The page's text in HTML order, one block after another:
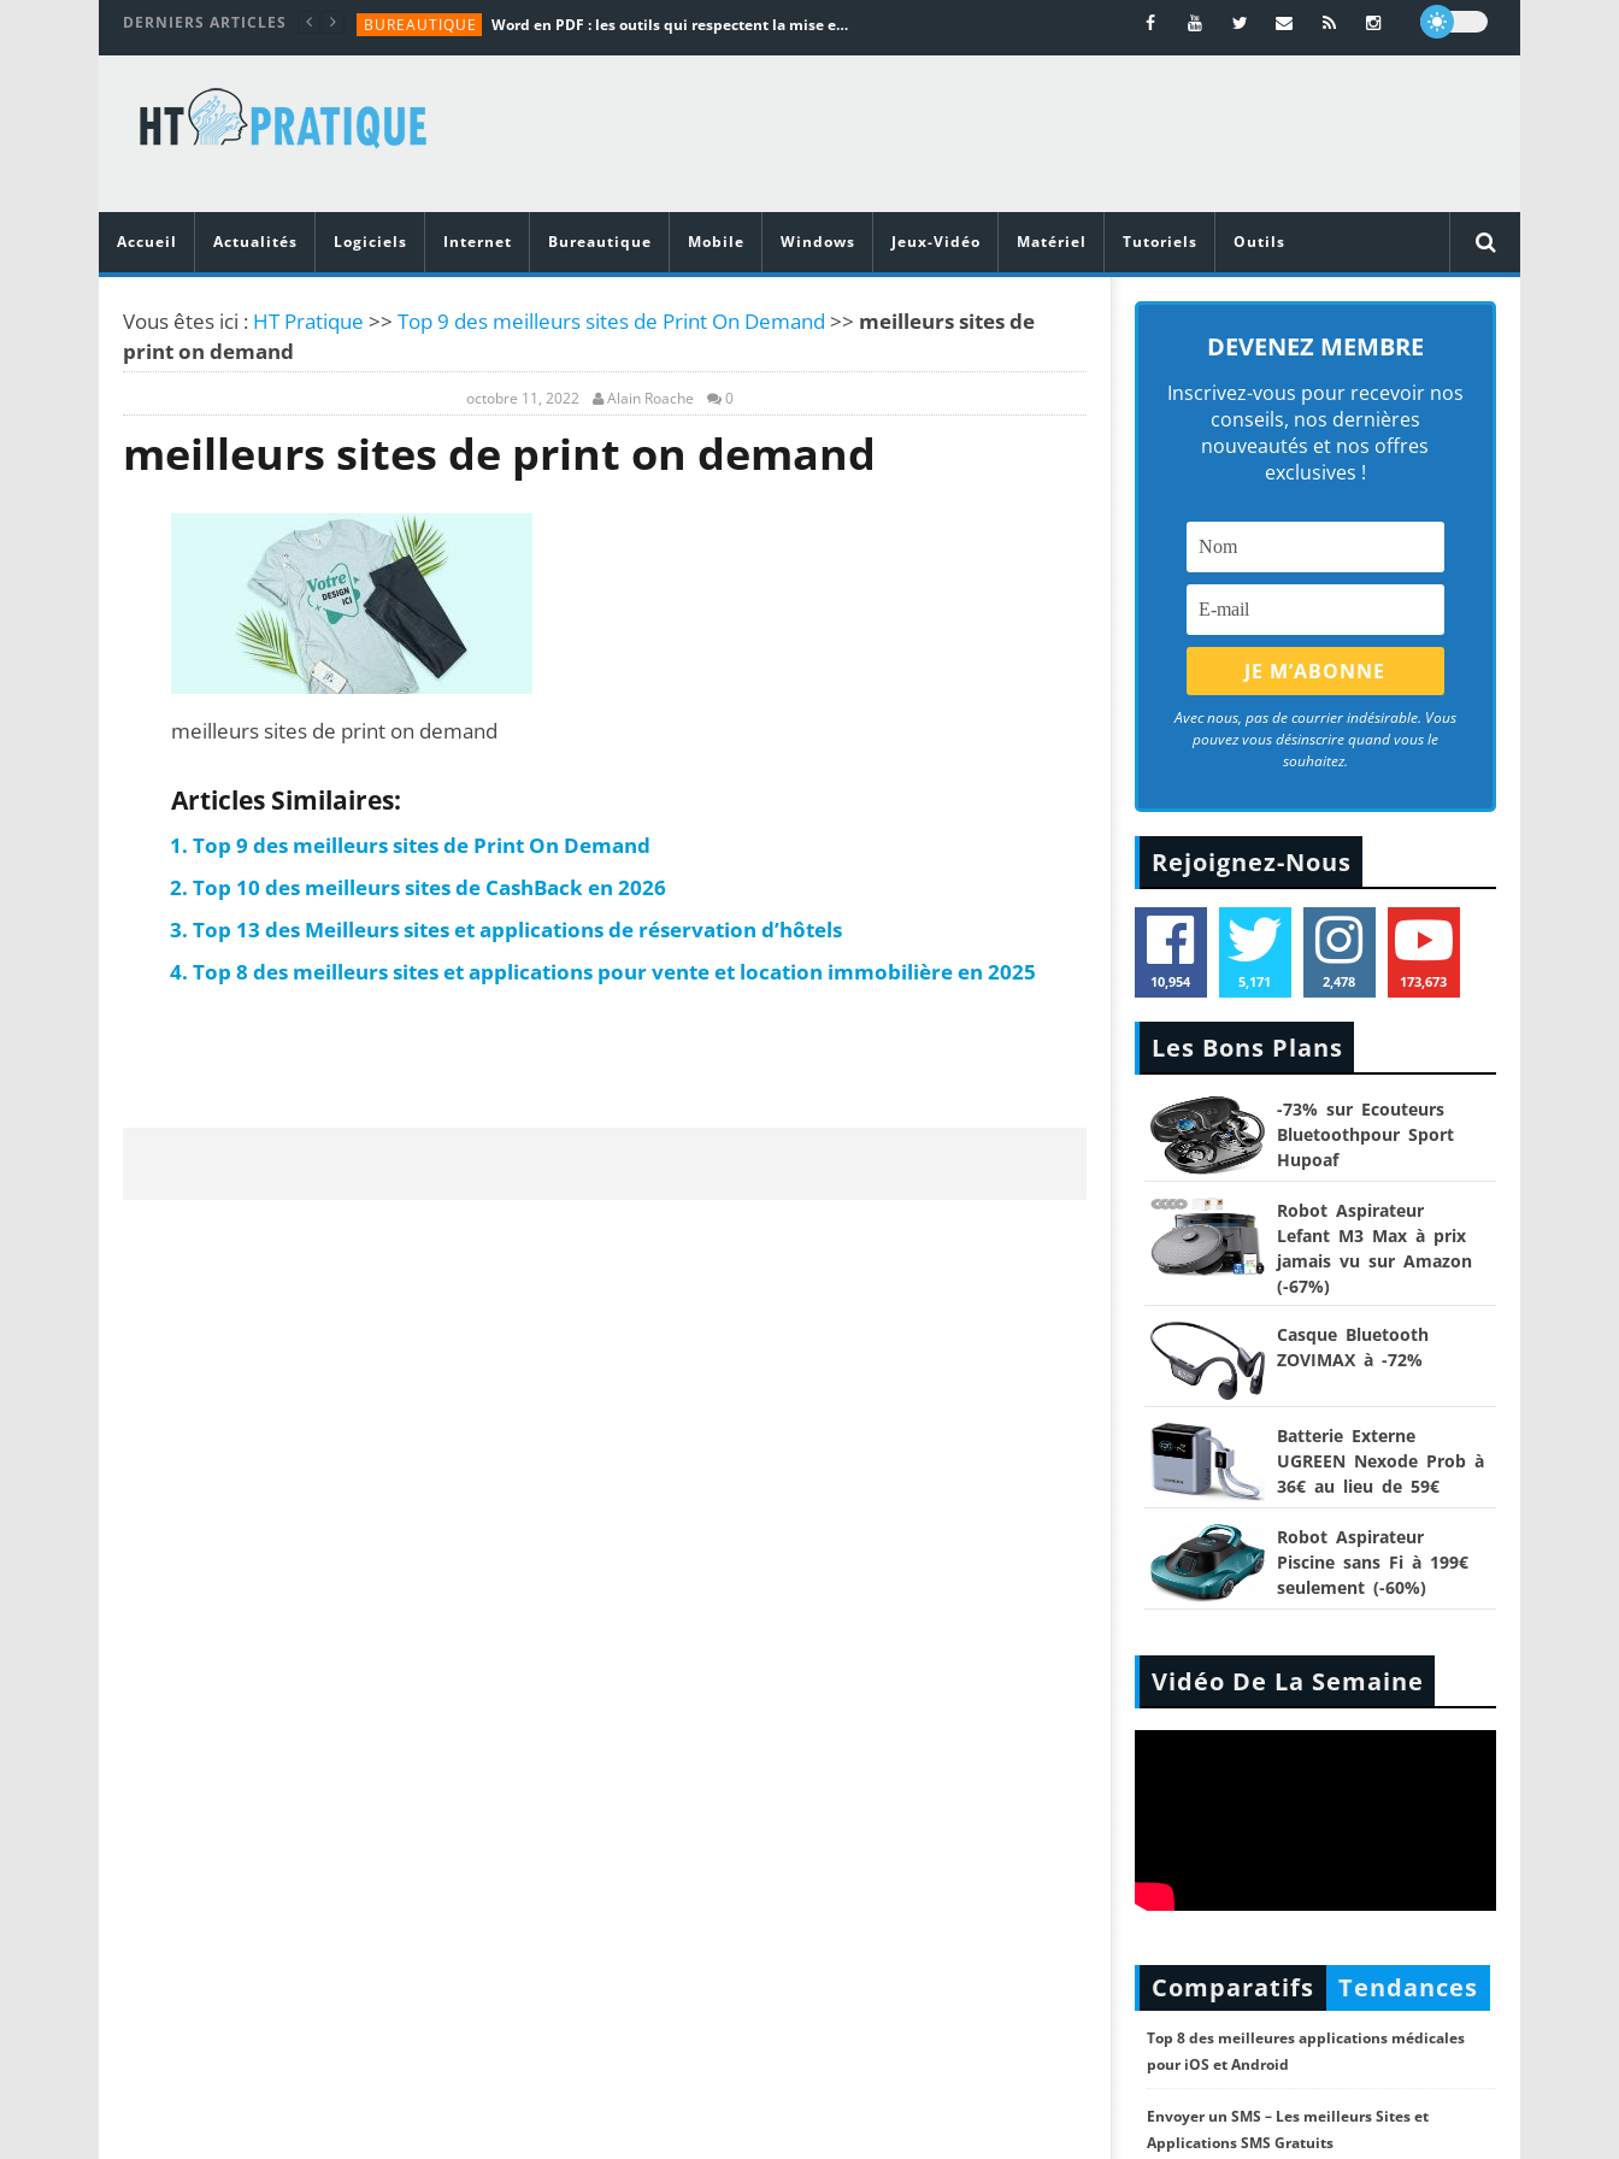
DERNIERS ARTICLES BUREAUTIQUE Word en PDF : les outils qui respectent la mise en page
TUTORIALS
MATÉRIEL
Vidéoprojecteurs Asus : Top 6 des meilleurs modèles de la marque
Accueil
Actualités Logiciels Internet Bureautique Mobile Windows Jeux-Vidéo Matériel Tutoriels Outils
Vous êtes ici : HT Pratique >> Top 9 des meilleurs sites de Print On Demand >> meilleurs sites de
print on demand
octobre 11, 2022 Alain Roache 0
meilleurs sites de print on demand
meilleurs sites de print on demand
Articles Similaires:
Top 9 des meilleurs sites de Print On Demand
Top 10 des meilleurs sites de CashBack en 2026
Top 13 des Meilleurs sites et applications de réservation d’hôtels
Top 8 des meilleurs sites et applications pour vente et location immobilière en 2025
DEVENEZ MEMBRE
Inscrivez-vous pour recevoir nos
conseils, nos dernières
nouveautés et nos offres
exclusives !
Avec nous, pas de courrier indésirable. Vous
pouvez vous désinscrire quand vous le
souhaitez.
Rejoignez-Nous
10,954 5,171 2,478 173,673
Les Bons Plans
-73% sur Ecouteurs
Bluetoothpour Sport
Hupoaf
Robot Aspirateur
Lefant M3 Max à prix
jamais vu sur Amazon
(-67%)
Casque Bluetooth
ZOVIMAX à -72%
Batterie Externe
UGREEN Nexode Prob à
36€ au lieu de 59€
Robot Aspirateur
Piscine sans Fi à 199€
seulement (-60%)
Vidéo De La Semaine
Comparatifs Tendances
Top 8 des meilleures applications médicales
pour iOS et Android
Envoyer un SMS – Les meilleurs Sites et
Applications SMS Gratuits